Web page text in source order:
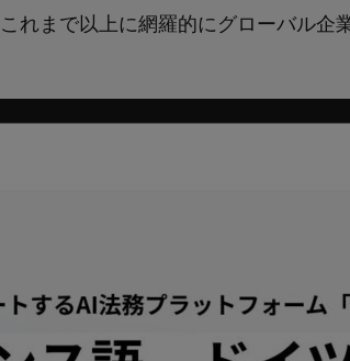
まで以上に網羅的にグローバル企